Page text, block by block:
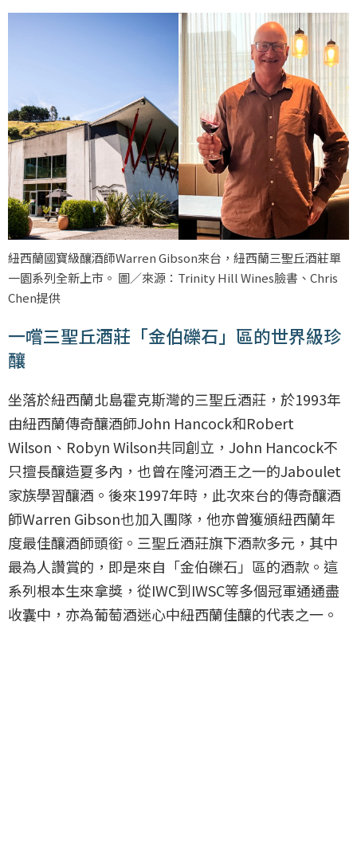
紐西蘭國寶級釀酒師Warren Gibson來台，紐西蘭三聖丘酒莊單
一園系列全新上市。 圖／來源：Trinity Hill Wines臉書、Chris
Chen提供
一嚐三聖丘酒莊「金伯礫石」區的世界級珍
釀
坐落於紐西蘭北島霍克斯灣的三聖丘酒莊，於1993年
由紐西蘭傳奇釀酒師John Hancock和Robert
Wilson、Robyn Wilson共同創立，John Hancock不
只擅長釀造夏多內，也曾在隆河酒王之一的Jaboulet
家族學習釀酒。後來1997年時，此次來台的傳奇釀酒
師Warren Gibson也加入團隊，他亦曾獲頒紐西蘭年
度最佳釀酒師頭銜。三聖丘酒莊旗下酒款多元，其中
最為人讚賞的，即是來自「金伯礫石」區的酒款。這
系列根本生來拿獎，從IWC到IWSC等多個冠軍通通盡
收囊中，亦為葡萄酒迷心中紐西蘭佳釀的代表之一。